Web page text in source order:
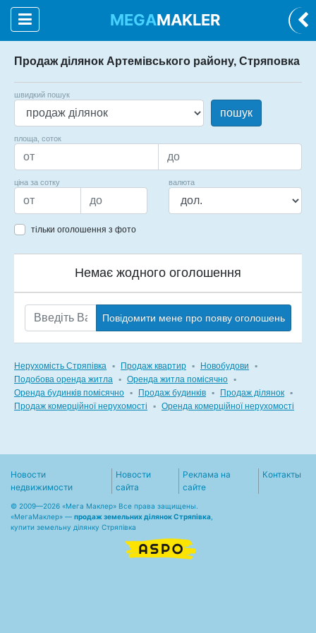
MEGAMAKLER
Продаж ділянок Артемівського району, Стряповка
швидкий пошук
пошук
площа, соток
ціна за сотку валюта
тільки оголошення з фото
Немає жодного оголошення
Повідомити мене про появу оголошень
Нерухомість Стряпівка ▪ Продаж квартир ▪ Новобудови
▪
Подобова оренда житла ▪ Оренда житла помісячно ▪
Оренда будинків помісячно ▪ Продаж будинків ▪ Продаж ділянок ▪
Продаж комерційної нерухомості
▪ Оренда комерційної нерухомості
Новости
недвижимости
Новости
сайта
Реклама на
сайте
Контакты
© 2009—2026 «Мега Маклер» Все права защищены.
«МегаМаклер» — продаж земельних ділянок Стряпівка
купити земельну ділянку Стряпівка